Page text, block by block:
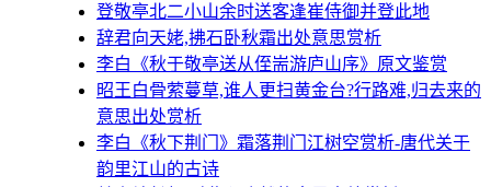
登敬亭北二小山余时送客逢崔侍御并登此地
辞君向天姥,拂石卧秋霜出处意思赏析
李白《秋于敬亭送从侄耑游庐山序》原文鉴赏
昭王白骨萦蔓草,谁人更扫黄金台?行路难,归去来的
意思出处赏析
李白《秋下荆门》霜落荆门江树空赏析-唐代关于
韵里江山的古诗